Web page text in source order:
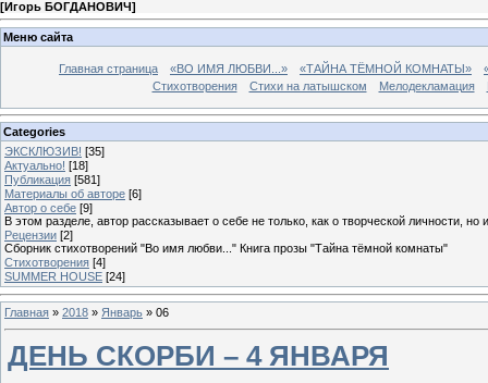
[Игорь БОГДАНОВИЧ]
Меню сайта
Главная страница «ВО ИМЯ ЛЮБВИ...» «ТАЙНА ТЁМНОЙ КОМНАТЫ»
Стихотворения
Стихи на латышском Мелодекламация
Categories
ЭКСКЛЮЗИВ! [35]
Актуально! [18]
Публикация [581]
Материалы об авторе [6]
Автор о себе [9]
В этом разделе, автор рассказывает о себе не только, как о творческой личности,
Рецензии [2]
Сборник стихотворений "Во имя любви..." Книга прозы "Тайна тёмной комнаты"
Стихотворения [4]
SUMMER HOUSE [24]
Главная » 2018 » Январь » 06
ДЕНЬ СКОРБИ – 4 ЯНВАРЯ